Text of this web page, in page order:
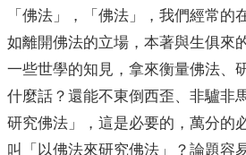
的阿摩羅識
「佛法 」，「佛法 」，我們經常的
如離開佛法的立場 ，本著與生俱來
一些世學的知見 ，拿來衡量佛法、
什麼話 ？還能不東倒西歪、非驢非
研究佛法 」 ，這是必要的 ，萬分的
叫
「 以佛法來研究佛法 」 ？論題容